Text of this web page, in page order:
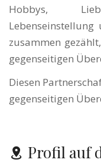
Hobbys,
zusammen
gegenseitigen
Diesen
gegenseitigen
Profil auf